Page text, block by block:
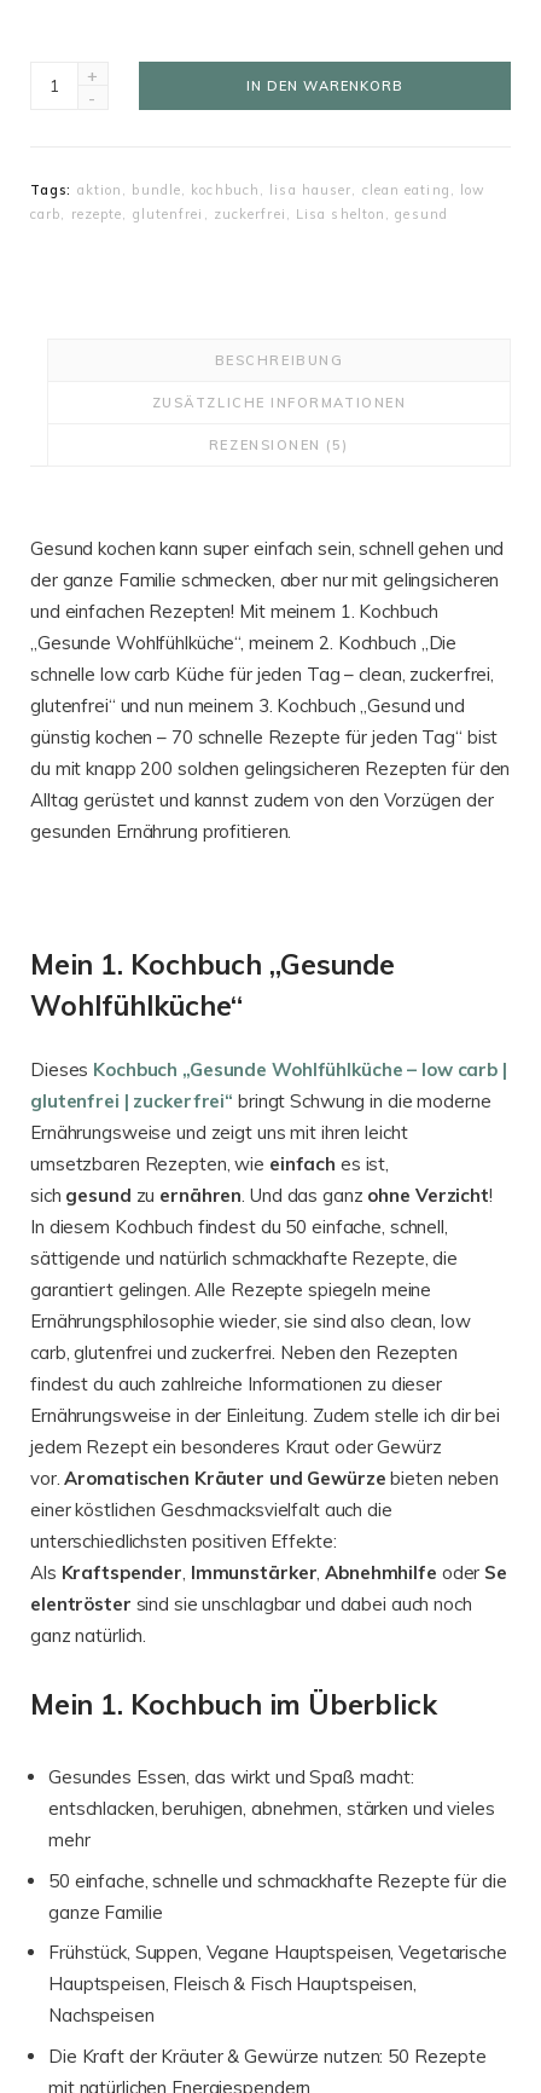
Kochbücher
IN DEN WARENKORB
Tags: aktion , bundle, kochbuch , lisa hauser, clean eating ,
low
carb, rezepte, glutenfrei , zuckerfrei , Lisa shelton ,gesund
BESCHREIBUNG
ZUSÄTZLICHE INFORMATIONEN
REZENSIONEN (5)
Gesund kochen kann super einfach sein, schnell gehen und
der ganze Familie schmecken, aber nur mit gelingsicheren
und einfachen Rezepten! Mit meinem 1. Kochbuch
„Gesunde Wohlfühlküche“, meinem 2. Kochbuch „Die
schnelle low carb Küche für jeden Tag – clean, zuckerfrei,
glutenfrei“ und nun meinem 3. Kochbuch „Gesund und
günstig kochen – 70 schnelle Rezepte für jeden Tag“ bist
du mit knapp 200 solchen gelingsicheren Rezepten für den
Alltag gerüstet und kannst zudem von den Vorzügen der
gesunden Ernährung profitieren.
Mein 1. Kochbuch „Gesunde
Wohlfühlküche“
Dieses Kochbuch „Gesunde Wohlfühlküche – low carb |
glutenfrei | zuckerfrei“ bringt Schwung in die moderne
Ernährungsweise und zeigt uns mit ihren leicht
umsetzbaren Rezepten, wie einfach es ist,
sich gesund zu ernähren . Und das ganz ohne Verzicht!
In diesem Kochbuch findest du 50 einfache, schnell,
sättigende und natürlich schmackhafte Rezepte, die
garantiert gelingen. Alle Rezepte spiegeln meine
Ernährungsphilosophie wieder, sie sind also clean, low
carb, glutenfrei und zuckerfrei. Neben den Rezepten
findest du auch zahlreiche Informationen zu dieser
Ernährungsweise in der Einleitung. Zudem stelle ich dir bei
jedem Rezept ein besonderes Kraut oder Gewürz
vor.Aromatischen Kräuter und Gewürze bieten neben
einer köstlichen Geschmacksvielfalt auch die
unterschiedlichsten positiven Effekte:
Als Kraftspender Immunstärker ,Abnehmhilfe oder Se
elentröster sind sie unschlagbar und dabei auch noch
ganz natürlich.
Mein 1. Kochbuch im Überblick
Gesundes Essen, das wirkt und Spaß macht:
entschlacken, beruhigen, abnehmen, stärken und vieles
mehr
50 einfache, schnelle und schmackhafte Rezepte für die
ganze Familie
Frühstück, Suppen, Vegane Hauptspeisen, Vegetarische
Hauptspeisen, Fleisch & Fisch Hauptspeisen,
Nachspeisen
Die Kraft der Kräuter & Gewürze nutzen: 50 Rezepte
mit natürlichen Energiespendern